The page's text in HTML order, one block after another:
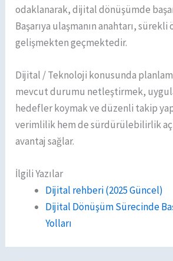
odaklanarak, dijital dönüşümde
Başarıya ulaşmanın anahtarı, sürekli
gelişmekten geçmektedir.
Dijital / Teknoloji konusunda
mevcut durumu netleştirmek,
hedefler koymak ve düzenli takip
verimlilik hem de sürdürülebilirlik
avantaj sağlar.
İlgili Yazılar
Dijital rehberi (2025 Güncel)
Dijital Dönüşüm Sürecinde
Yolları